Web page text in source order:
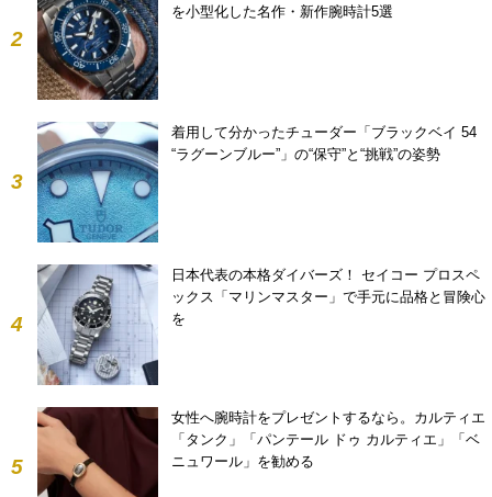
2
を小型化した名作・新作腕時計5選
3
着用して分かったチューダー「ブラックベイ 54
“ラグーンブルー”」の“保守”と“挑戦”の姿勢
4
日本代表の本格ダイバーズ！ セイコー プロスペ
ックス「マリンマスター」で手元に品格と冒険心
を
5
女性へ腕時計をプレゼントするなら。カルティエ
「タンク」「パンテール ドゥ カルティエ」「ベ
ニュワール」を勧める